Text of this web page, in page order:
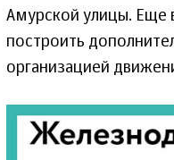
Амурской улицы. Еще
построить
организацией